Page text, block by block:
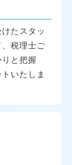
たスタッ
税理士ご
と把握
いたしま